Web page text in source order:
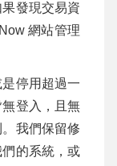
發現交易資
網站管理
停用超過一
登入，且無
我們保留修
的系統，或